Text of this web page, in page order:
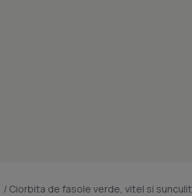
/ Ciorbita de fasole verde, vitel si sunculita afumata